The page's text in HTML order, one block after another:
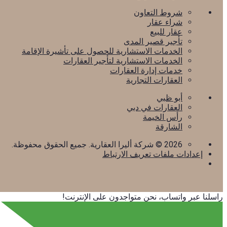
شروط التعاون
شراء عقار
عقار للبيع
تأجير قصير المدى
الخدمات الاستشارية للحصول على تأشيرة الإقامة
الخدمات الاستشارية لتأجير العقارات
خدمات إدارة العقارات
العقارات التجارية
أبو ظبي
العقارات في دبي
رأس الخيمة
الشارقة
2026 © شركة أليرا العقارية. جميع الحقوق محفوظة.
إعدادات ملفات تعريف الارتباط
راسلنا عبر واتساب، نحن متواجدون على الإنترنت!